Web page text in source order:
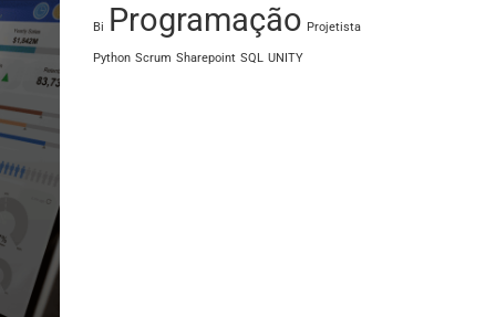
Bi Programação Projetista
Python Scrum Sharepoint SQL UNITY